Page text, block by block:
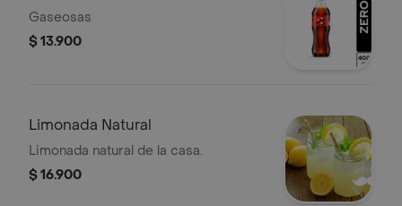
Gaseosas
$ 13.900
Limonada Natural
Limonada natural de la casa.
$ 16.900